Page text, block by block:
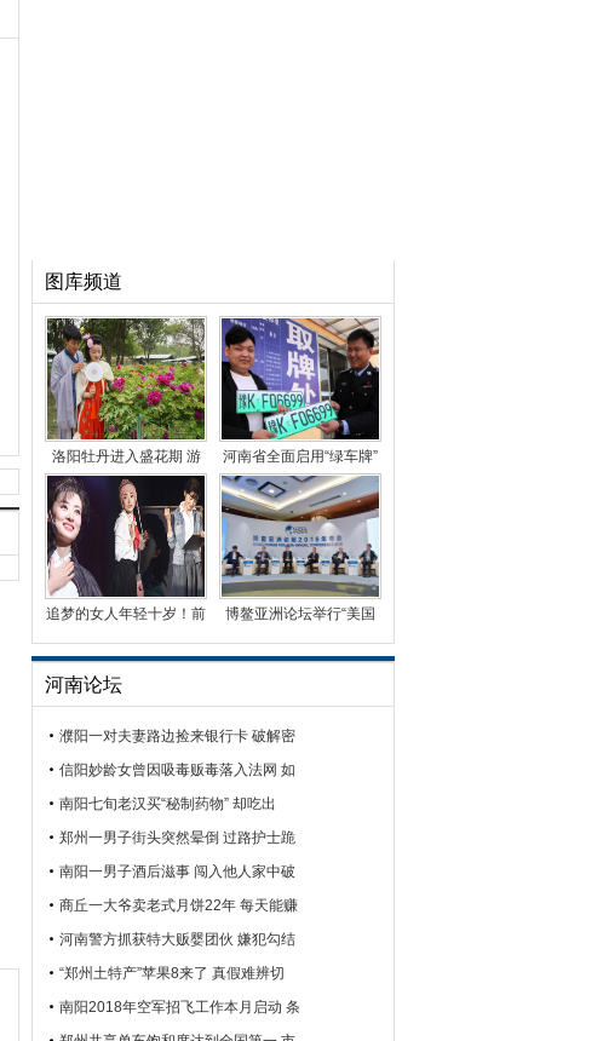
图库频道
洛阳牡丹进入盛花期 游
客徜徉花海
河南省全面启用“绿车牌”
已发放3万余副
追梦的女人年轻十岁！前
博鳌亚洲论坛举行“美国
河南论坛
濮阳一对夫妻路边捡来银行卡 破解密
信阳妙龄女曾因吸毒贩毒落入法网 如
南阳七旬老汉买“秘制药物” 却吃出
郑州一男子街头突然晕倒 过路护士跪
南阳一男子酒后滋事 闯入他人家中破
商丘一大爷卖老式月饼22年 每天能赚
河南警方抓获特大贩婴团伙 嫌犯勾结
“郑州土特产”苹果8来了 真假难辨切
南阳2018年空军招飞工作本月启动 条